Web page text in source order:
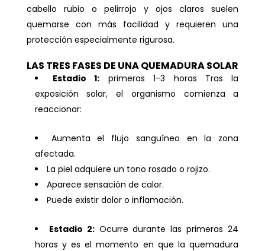
cabello rubio o pelirrojo y ojos claros suelen
quemarse con más facilidad y requieren una
protección especialmente rigurosa.
LAS TRES FASES DE UNA QUEMADURA SOLAR
Estadio 1: primeras 1-3 horas Tras la
exposición solar, el organismo comienza a
reaccionar:
Aumenta el flujo sanguíneo en la zona
afectada.
La piel adquiere un tono rosado o rojizo.
Aparece sensación de calor.
Puede existir dolor o inflamación.
Estadio 2:Ocurre durante las primeras 24
horas y es el momento en que la quemadura